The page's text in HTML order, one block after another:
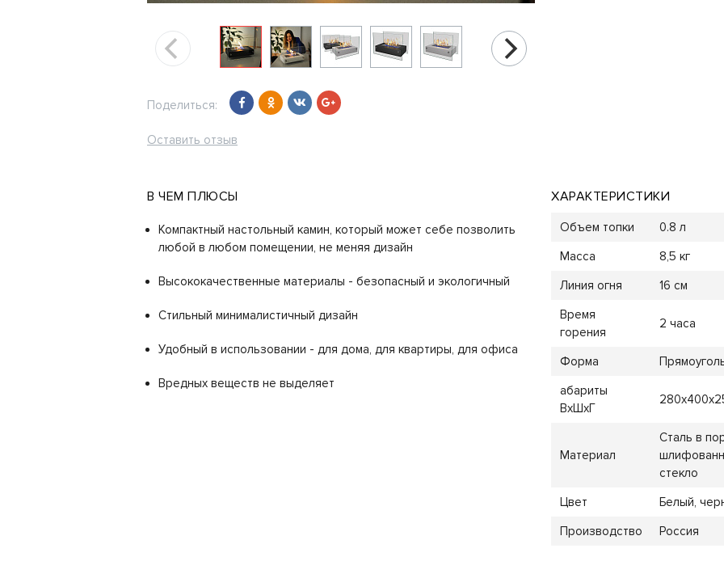
Поделиться:
Оставить отзыв
В ЧЕМ ПЛЮСЫ
Компактный настольный камин, который может себе позволить
любой в любом помещении, не меняя дизайн
Высококачественные материалы - безопасный и экологичный
Стильный минималистичный дизайн
Удобный в использовании - для дома, для квартиры, для офиса
Вредных веществ не выделяет
ХАРАКТЕРИСТИКИ
Объем топки
0.8 л
Масса
8,5 кг
Линия огня
16 см
Время
горения
2 часа
Форма
абариты
ВхШхГ
Материал
Сталь в
стекло
Цвет
Белый,
Производство
Россия